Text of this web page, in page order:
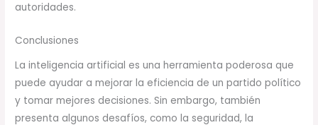
autoridades.
Conclusiones
La inteligencia artificial es una herramienta poderosa que
puede ayudar a mejorar la eficiencia de un partido político
y tomar mejores decisiones. Sin embargo, también
presenta algunos desafíos, como la seguridad, la